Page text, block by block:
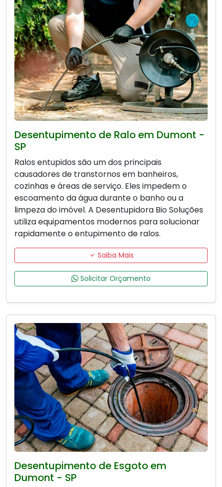
Desentupimento de Ralo em Dumont -
SP
Ralos entupidos são um dos principais
causadores de transtornos em banheiros,
cozinhas e áreas de serviço. Eles impedem o
escoamento da água durante o banho ou a
limpeza do imóvel. A Desentupidora Bio Soluções
utiliza equipamentos modernos para solucionar
rapidamente o entupimento de ralos.
Saiba Mais
Solicitar Orçamento
Desentupimento de Esgoto em
Dumont - SP